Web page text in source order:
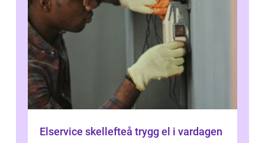
Elservice skellefteå trygg el i vardagen